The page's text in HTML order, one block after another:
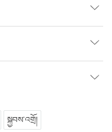
སྐྱབས་འགྲོ།